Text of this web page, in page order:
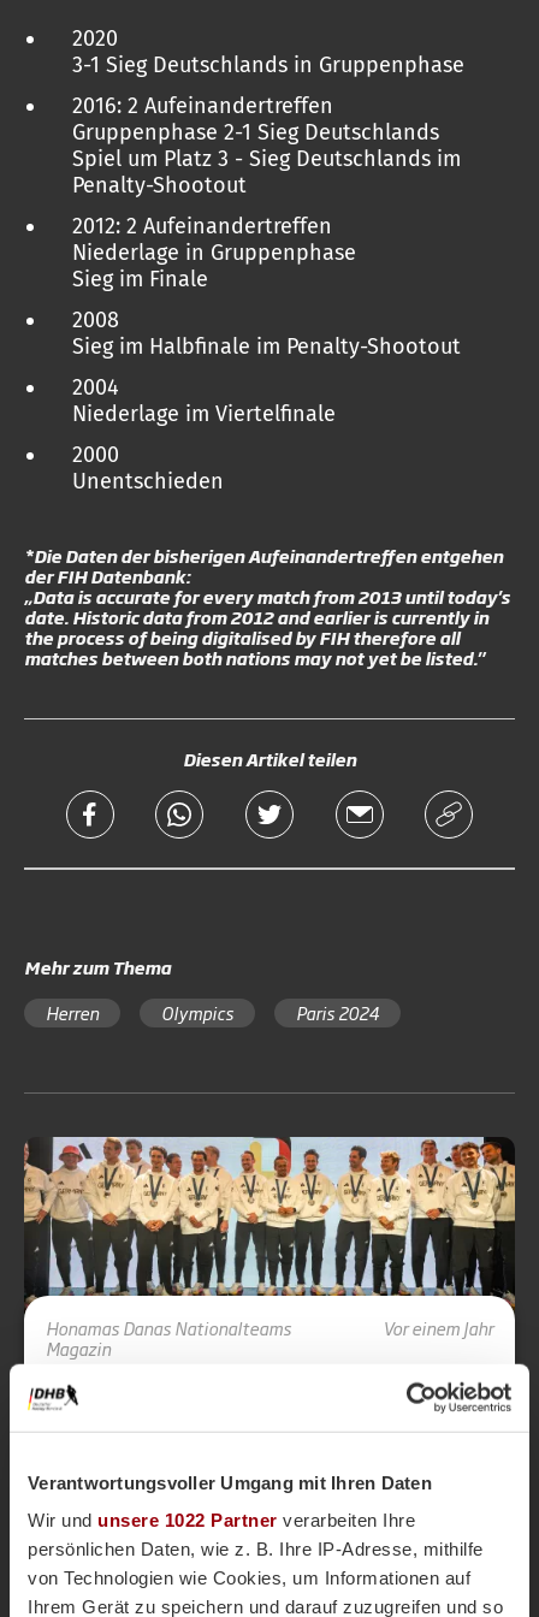
Verantwortungsvoller Umgang mit Ihren Daten
Wir und unsere 1022 Partner verarbeiten Ihre
persönlichen Daten, wie z. B. Ihre IP-Adresse, mithilfe
von Technologien wie Cookies, um Informationen auf
Ihrem Gerät zu speichern und darauf zuzugreifen und so
2020
3-1 Sieg Deutschlands in Gruppenphase
2016: 2 Aufeinandertreffen
Gruppenphase 2-1 Sieg Deutschlands
Spiel um Platz 3 - Sieg Deutschlands im
Penalty-Shootout
2012: 2 Aufeinandertreffen
Niederlage in Gruppenphase
Sieg im Finale
2008
Sieg im Halbfinale im Penalty-Shootout
2004
Niederlage im Viertelfinale
2000
Unentschieden
*Die Daten der bisherigen Aufeinandertreffen entgehen
der FIH Datenbank:
„Data is accurate for every match from 2013 until today's
date. Historic data from 2012 and earlier is currently in
the process of being digitalised by FIH therefore all
matches between both nations may not yet be listed."
Diesen Artikel teilen
Mehr zum Thema
Herren
Olympics Paris 2024
HonamasDanasNationalteams
Magazin
Vor einem Jahr
DANAS und HONAMAS: Der große
Olympia-Rückblick Part 3
haben bei den Olympischen Spielen großartige
Leistungen gezeigt. Ein Rückblick auf das Turnier.
Damen Herren
Olympics
Paris 2024